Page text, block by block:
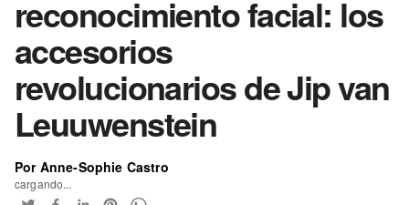
reconocimiento facial: los
accesorios
revolucionarios de Jip van
Leuuwenstein
Por Anne-Sophie Castro
cargando...